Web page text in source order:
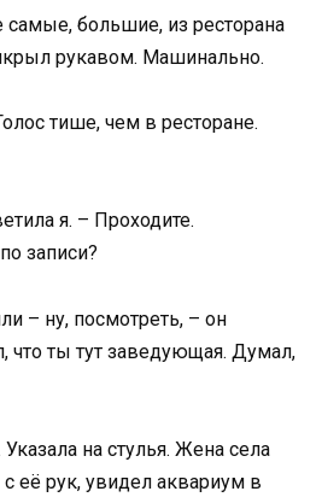
самые, большие, из ресторана
рукавом. Машинально.
тише, чем в ресторане.
я. – Проходите.
записи?
– ну, посмотреть, – он
что ты тут заведующая. Думал,
на стулья. Жена села
её рук, увидел аквариум в